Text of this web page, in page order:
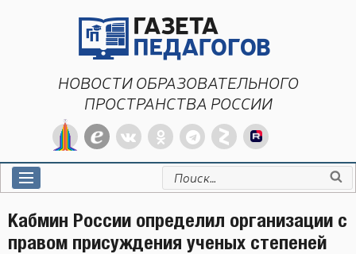
НОВОСТИ ОБРАЗОВАТЕЛЬНОГО
ПРОСТРАНСТВА РОССИИ
Искать:
Кабмин России определил организации с
правом присуждения ученых степеней